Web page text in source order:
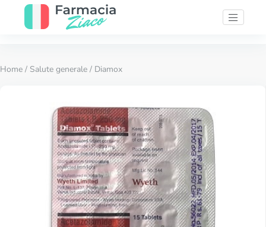
Home / Salute generale / Diamox